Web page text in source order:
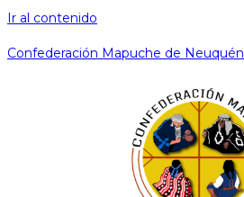
Ir al contenido
Confederación Mapuche de Neuquén